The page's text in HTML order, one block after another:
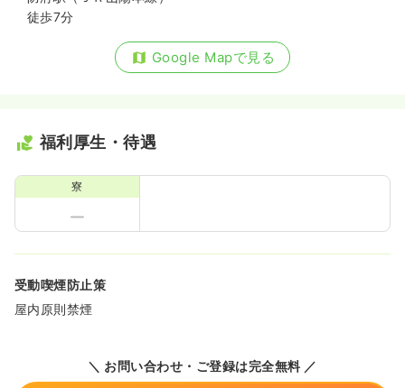
徒歩7分
Google Mapで見る
福利厚生・待遇
寮
受動喫煙防止策
屋内原則禁煙
＼ お問い合わせ・ご登録は完全無料 ／